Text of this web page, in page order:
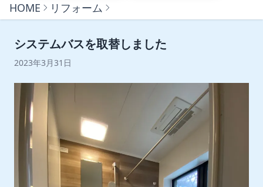
HOME リフォーム
システムバスを取替しました
2023年3月31日